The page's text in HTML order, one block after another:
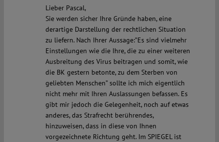
Lieber Pascal,
Sie werden sicher Ihre Gründe haben, eine
derartige Darstellung der rechtlichen Situation
zu liefern. Nach Ihrer Aussage:”Es sind vielmehr
Einstellungen wie die Ihre, die zu einer weiteren
Ausbreitung des Virus beitragen und somit, wie
die BK gestern betonte, zu dem Sterben von
geliebten Menschen” sollte ich mich eigentlich
nicht mehr mit Ihren Auslassungen befassen. Es
gibt mir jedoch die Gelegenheit, noch auf etwas
anderes, das Strafrecht berührendes,
hinzuweisen, dass in diese von Ihnen
vorgezeichnete Richtung geht. Im SPIEGEL ist